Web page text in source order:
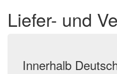
Liefer- und
Innerhalb